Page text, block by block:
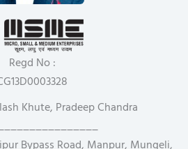
Regd No :
Khute, Pradeep Chandra